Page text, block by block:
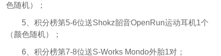
色随机）；
5、积分榜第5-6位送Shokz韶音OpenRun运动耳机1个
（颜色随机）；
6、积分榜第7-8位送S-Works Mondo外胎1对；